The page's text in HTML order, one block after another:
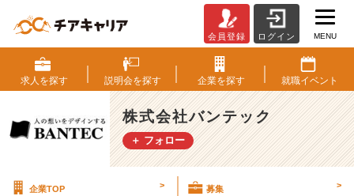
式
会
社
バ
ン
テ
会員登録 ログイン MENU
求人を探す 説明会を探す 企業を探す 就職イベント
株式会社バンテック
＋ フォロー
企業TOP > 募集 >